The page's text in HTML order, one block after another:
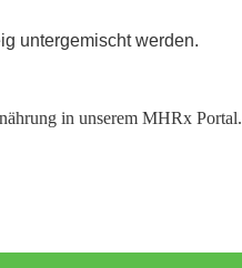
untergemischt werden.
in unserem MHRx Portal.